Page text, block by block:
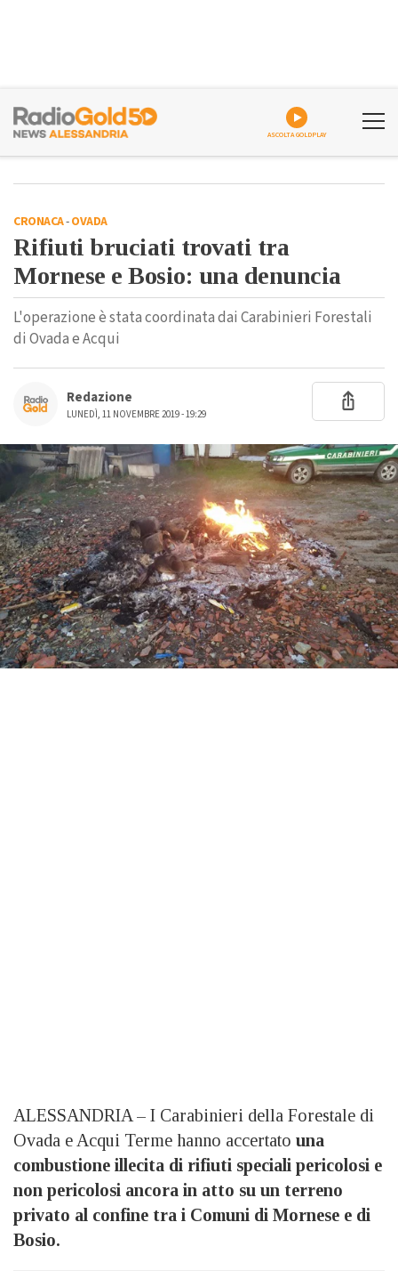
ASCOLTA GOLDPLAY
CRONACA-OVADA
Rifiuti bruciati trovati tra
Mornese e Bosio: una denuncia
L'operazione è stata coordinata dai Carabinieri Forestali
di Ovada e Acqui
Redazione
LUNEDÌ, 11 NOVEMBRE 2019 - 19:29
ALESSANDRIA – I Carabinieri della Forestale di
Ovada e Acqui Terme hanno accertato una
combustione illecita di rifiuti speciali pericolosi e
non pericolosi ancora in atto su un terreno
privato al confine tra i Comuni di Mornese e di
Bosio.